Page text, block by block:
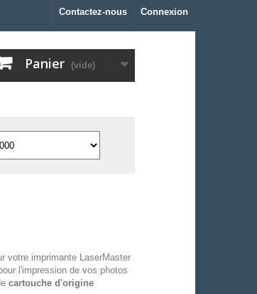
Connexion
Contactez-nous
Panier (vide)
votre imprimante LaserMaster
l'impression de vos photos
cartouche d'origine